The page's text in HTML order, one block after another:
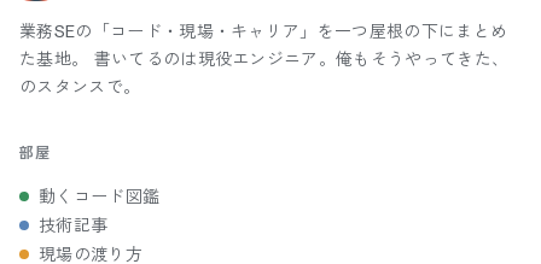
業務SEの「コード・現場・キャリア」を一つ屋根の下にまとめ
た基地。 書いてるのは現役エンジニア。俺もそうやってきた、
のスタンスで。
部屋
動くコード図鑑
技術記事
現場の渡り方